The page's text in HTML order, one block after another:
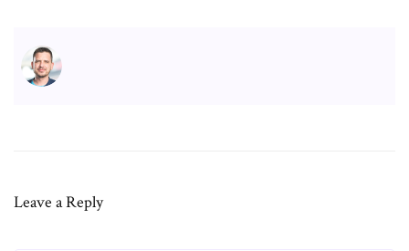
Leave a Reply